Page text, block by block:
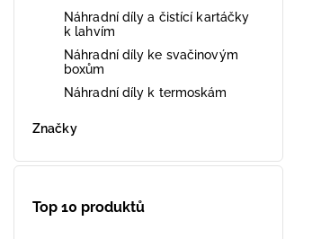
Náhradní díly a čistící kartáčky
k lahvím
Náhradní díly ke svačinovým
boxům
Náhradní díly k termoskám
Značky
Top 10 produktů